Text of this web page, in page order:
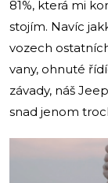
81%, která mi
stojím. Navíc
vozech
vany, ohnuté
závady, náš
snad jenom